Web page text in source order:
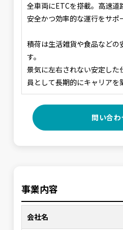
全車両にETCを搭載。高速道
安全かつ効率的な運行をサポ
積荷は生活雑貨や食品などの
す。
景気に左右されない安定し
員として長期的にキャリアを
問い合わ
事業内容
会社名